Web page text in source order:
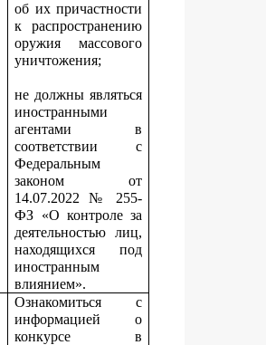
об их причастности
к распространению
оружия массового
уничтожения;
не должны являться
иностранными
агентами в
соответствии с
Федеральным
законом от
14.07.2022 № 255-
ФЗ «О контроле за
деятельностью лиц,
находящихся под
иностранным
влиянием».
Ознакомиться с
информацией о
конкурсе в